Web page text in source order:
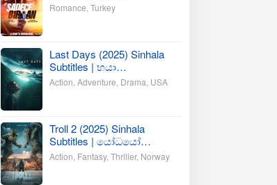
Romance Turkey
Last Days (2025) Sinhala
Subtitles | භයා…
Action Adventure Drama USA
Troll 2 (2025) Sinhala
Subtitles | යෝධයෝ…
Action Fantasy, Thriller, Norway